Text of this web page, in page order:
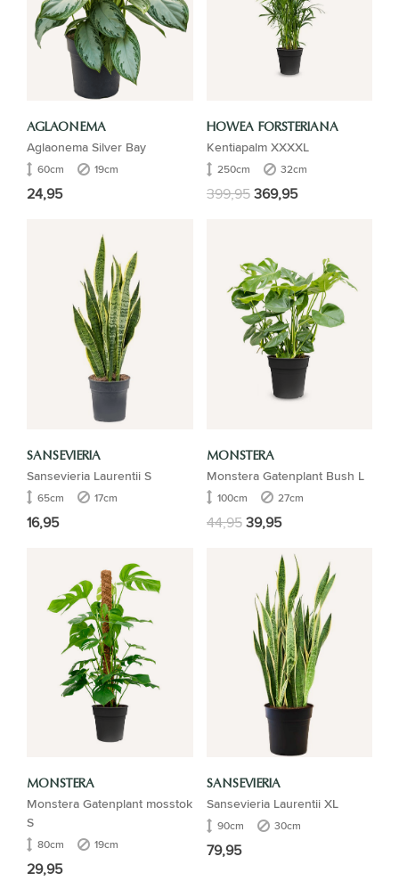
AGLAONEMA
Aglaonema Silver Bay
60cm 19cm
24,95
HOWEA FORSTERIANA
Kentiapalm XXXXL
250cm 32cm
399,95369,95
SANSEVIERIA
Sansevieria Laurentii S
65cm 17cm
16,95
MONSTERA
Monstera Gatenplant Bush L
100cm 27cm
44,9539,95
MONSTERA
Monstera Gatenplant mosstok
S
80cm 19cm
29,95
SANSEVIERIA
Sansevieria Laurentii XL
90cm 30cm
79,95